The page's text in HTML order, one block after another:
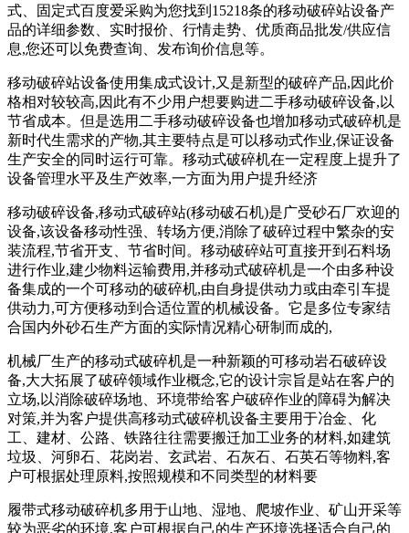
式、固定式百度爱采购为您找到15218条的移动破碎站设备产
品的详细参数、实时报价、行情走势、优质商品批发/供应信
息,您还可以免费查询、发布询价信息等。
移动破碎站设备使用集成式设计,又是新型的破碎产品,因此价
格相对较较高,因此有不少用户想要购进二手移动破碎设备,以
节省成本。但是选用二手移动破碎设备也增加移动式破碎机是
新时代生需求的产物,其主要特点是可以移动式作业,保证设备
生产安全的同时运行可靠。移动式破碎机在一定程度上提升了
设备管理水平及生产效率,一方面为用户提升经济
移动破碎设备,移动式破碎站(移动破石机)是广受砂石厂欢迎的
设备,该设备移动性强、转场方便,消除了破碎过程中繁杂的安
装流程,节省开支、节省时间。移动破碎站可直接开到石料场
进行作业,建少物料运输费用,并移动式破碎机是一个由多种设
备集成的一个可移动的破碎机,由自身提供动力或由牵引车提
供动力,可方便移动到合适位置的机械设备。它是多位专家结
合国内外砂石生产方面的实际情况精心研制而成的,
机械厂生产的移动式破碎机是一种新颖的可移动岩石破碎设
备,大大拓展了破碎领域作业概念,它的设计宗旨是站在客户的
立场,以消除破碎场地、环境带给客户破碎作业的障碍为解决
对策,并为客户提供高移动式破碎机设备主要用于冶金、化
工、建材、公路、铁路往往需要搬迁加工业务的材料,如建筑
垃圾、河卵石、花岗岩、玄武岩、石灰石、石英石等物料,客
户可根据处理原料,按照规模和不同类型的材料要
履带式移动破碎机多用于山地、湿地、爬坡作业、矿山开采等
较为恶劣的环境,客户可根据自己的生产环境选择适合自己的